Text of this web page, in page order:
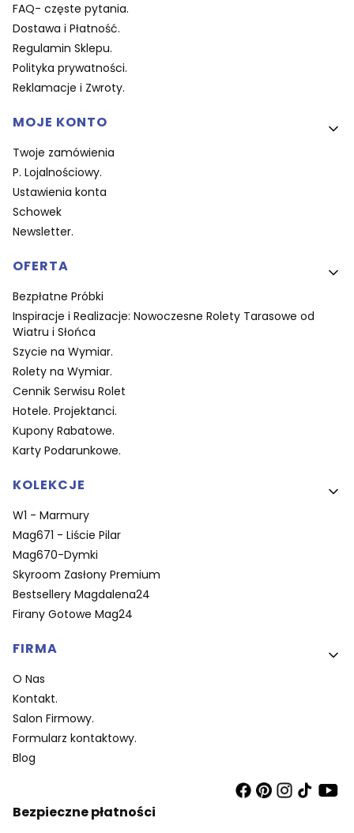
FAQ- częste pytania.
Dostawa i Płatność.
Regulamin Sklepu.
Polityka prywatności.
Reklamacje i Zwroty.
MOJE KONTO
Twoje zamówienia
P. Lojalnościowy.
Ustawienia konta
Schowek
Newsletter.
OFERTA
Bezpłatne Próbki
Inspiracje i Realizacje: Nowoczesne Rolety Tarasowe od
Wiatru i Słońca
Szycie na Wymiar.
Rolety na Wymiar.
Cennik Serwisu Rolet
Hotele. Projektanci.
Kupony Rabatowe.
Karty Podarunkowe.
KOLEKCJE
W1 - Marmury
Mag671 - Liście Pilar
Mag670-Dymki
Skyroom Zasłony Premium
Bestsellery Magdalena24
Firany Gotowe Mag24
FIRMA
O Nas
Kontakt.
Salon Firmowy.
Formularz kontaktowy.
Blog
Bezpieczne płatności